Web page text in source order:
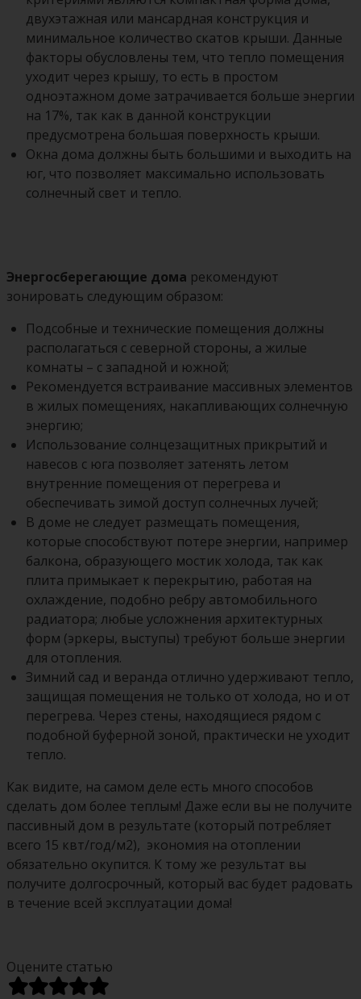
двухэтажная или мансардная конструкция и
минимальное количество скатов крыши. Данные
факторы обусловлены тем, что тепло помещения
уходит через крышу, то есть в простом
одноэтажном доме затрачивается больше энергии
на 17%, так как в данной конструкции
предусмотрена большая поверхность крыши.
Окна дома должны быть большими и выходить на
юг, что позволяет максимально использовать
солнечный свет и тепло.
Энергосберегающие дома рекомендуют
зонировать следующим образом:
Подсобные и технические помещения должны
располагаться с северной стороны, а жилые
комнаты – с западной и южной;
Рекомендуется встраивание массивных элементов
в жилых помещениях, накапливающих солнечную
энергию;
Использование солнцезащитных прикрытий и
навесов с юга позволяет затенять летом
внутренние помещения от перегрева и
обеспечивать зимой доступ солнечных лучей;
В доме не следует размещать помещения,
которые способствуют потере энергии, например
балкона, образующего мостик холода, так как
плита примыкает к перекрытию, работая на
охлаждение, подобно ребру автомобильного
радиатора; любые усложнения архитектурных
форм (эркеры, выступы) требуют больше энергии
для отопления.
Зимний сад и веранда отлично удерживают тепло,
защищая помещения не только от холода, но и от
перегрева. Через стены, находящиеся рядом с
подобной буферной зоной, практически не уходит
тепло.
Как видите, на самом деле есть много способов
сделать дом более теплым! Даже если вы не получите
пассивный дом в результате (который потребляет
всего 15 квт/год/м2), экономия на отоплении
обязательно окупится. К тому же результат вы
получите долгосрочный, который вас будет радовать
в течение всей эксплуатации дома!
Оцените статью